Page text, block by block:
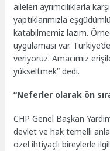
aileleri ayrımcılıklarla
yaptıklarımızla
katabilmemiz lazım.
uygulaması var.
veriyoruz. Amacımız
yükseltmek” dedi.
“Neferler olarak ön
CHP Genel Başkan
devlet ve hak temelli
özel ihtiyaçlı bireylerle